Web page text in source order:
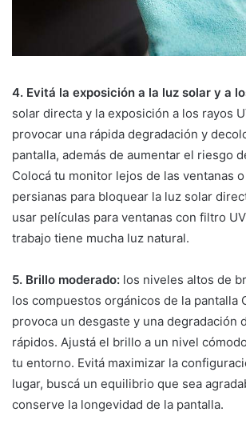
4. Evitá la exposición a la luz solar y a
solar directa y la exposición a los rayos
provocar una rápida degradación y
pantalla, además de aumentar el riesgo
Colocá tu monitor lejos de las ventanas
persianas para bloquear la luz solar
usar películas para ventanas con filtro
trabajo tiene mucha luz natural.
5. Brillo moderado: los niveles altos de
los compuestos orgánicos de la pantalla
provoca un desgaste y una degradación
rápidos. Ajustá el brillo a un nivel
tu entorno. Evitá maximizar la
lugar, buscá un equilibrio que sea
conserve la longevidad de la pantalla.